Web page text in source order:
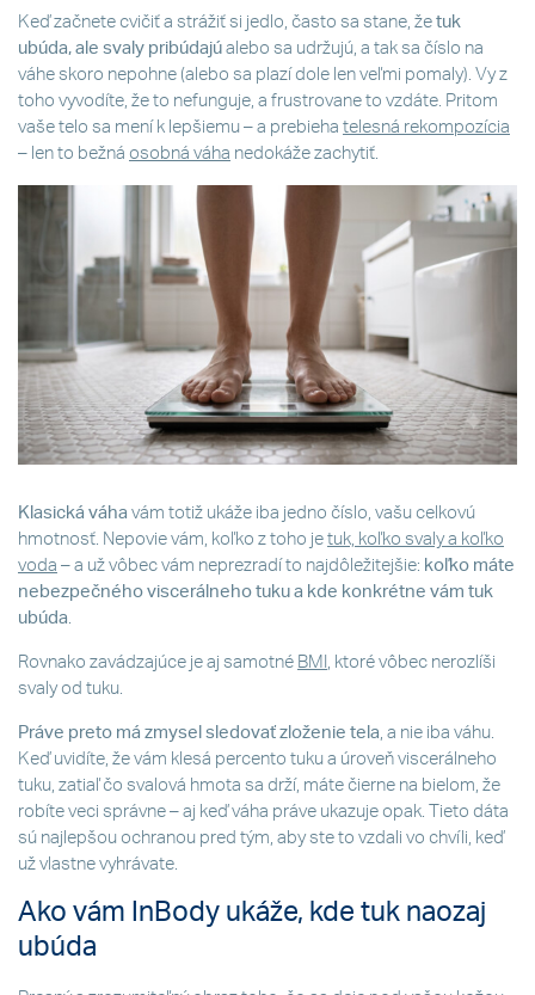
Keď začnete cvičiť a strážiť si jedlo, často sa stane, že tuk
ubúda, ale svaly pribúdajú alebo sa udržujú, a tak sa číslo na
váhe skoro nepohne (alebo sa plazí dole len veľmi pomaly). Vy z
toho vyvodíte, že to nefunguje, a frustrovane to vzdáte. Pritom
vaše telo sa mení k lepšiemu – a prebieha telesná rekompozícia
– len to bežná osobná váha nedokáže zachytiť.
Klasická váha vám totiž ukáže iba jedno číslo, vašu celkovú
hmotnosť. Nepovie vám, koľko z toho je tuk, koľko svaly a koľko
voda – a už vôbec vám neprezradí to najdôležitejšie: koľko máte
nebezpečného viscerálneho tuku a kde konkrétne vám tuk
ubúda
Rovnako zavádzajúce je aj samotné BMI
, ktoré vôbec nerozlíši
svaly od tuku.
Práve preto má zmysel sledovať zloženie tela , a nie iba váhu.
Keď uvidíte, že vám klesá percento tuku a úroveň viscerálneho
tuku, zatiaľ čo svalová hmota sa drží, máte čierne na bielom, že
robíte veci správne – aj keď váha práve ukazuje opak. Tieto dáta
sú najlepšou ochranou pred tým, aby ste to vzdali vo chvíli, keď
už vlastne vyhrávate.
Ako vám InBody ukáže, kde tuk naozaj
ubúda